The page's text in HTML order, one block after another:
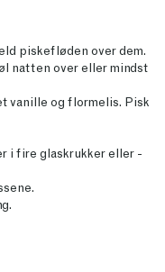
piskefløden over dem.
natten over eller mindst
vanille og flormelis. Pisk
i fire glaskrukker eller -